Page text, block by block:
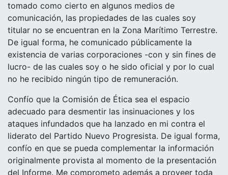
tomado como cierto en algunos medios de
comunicación, las propiedades de las cuales soy
titular no se encuentran en la Zona Marítimo Terrestre.
De igual forma, he comunicado públicamente la
existencia de varias corporaciones -con y sin fines de
lucro- de las cuales soy o he sido oficial y por lo cual
no he recibido ningún tipo de remuneración.
Confío que la Comisión de Ética sea el espacio
adecuado para desmentir las insinuaciones y los
ataques infundados que ha lanzado en mi contra el
liderato del Partido Nuevo Progresista. De igual forma,
confío en que se pueda complementar la información
originalmente provista al momento de la presentación
del Informe. Me comprometo además a proveer toda